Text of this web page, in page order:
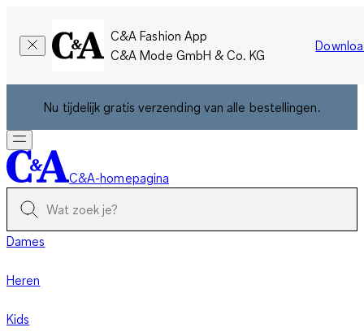
C&A Fashion App
C&A Mode GmbH & Co. KG
Nu tijdelijk gratis verzending van alle bestellingen.
C&A-homepagina
Dames
Heren
Kids